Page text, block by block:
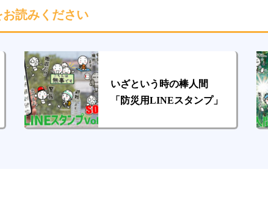
読みください
いざという時の棒人間
「防災用LINEスタンプ」